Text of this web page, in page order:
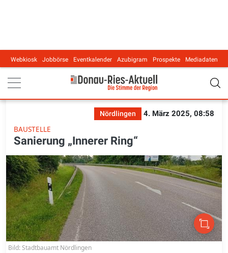
Main navigation
Webkiosk Jobbörse Eventkalender Azubigram Prospekte Mediadaten
Nördlingen
4. März 2025, 08:58
BAUSTELLE
Sanierung „Innerer Ring“
Bild: Stadtbauamt Nördlingen